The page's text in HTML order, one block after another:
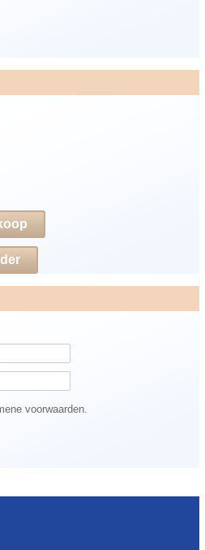
voorwaarden.